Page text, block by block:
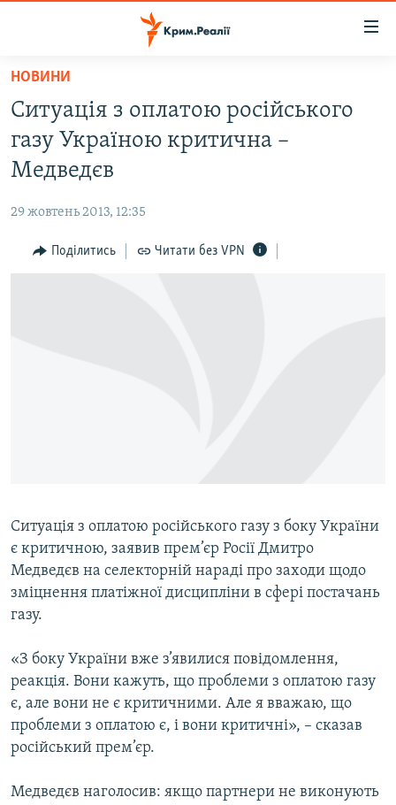
Перейти
основного
матеріалу
Перейти
до
основної
Перейти
до
ВОДА.КРИМ
ВІДЕО ТА ФОТО
БЛОГИ
ПОГЛЯД
Усі сайти RFE/RL
НОВИНИ
Ситуація з оплатою російського
газу Україною критична –
Медведєв
29 жовтень 2013, 12:35
Поділитись Читати без VPN
Ситуація з оплатою російського газу з боку України
є критичною, заявив прем’єр Росії Дмитро
Медведєв на селекторній нараді про заходи щодо
зміцнення платіжної дисципліни в сфері постачань
газу.
«З боку України вже з’явилися повідомлення,
реакція. Вони кажуть, що проблеми з оплатою газу
є, але вони не є критичними. Але я вважаю, що
проблеми з оплатою є, і вони критичні», – сказав
російський прем’єр.
Медведєв наголосив: якщо партнери не виконують